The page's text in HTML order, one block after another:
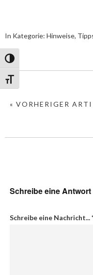
Umschalten auf hohe
Schrift vergrößern
In Kategorie: Hinweise,
« VORHERIGER
Schreibe eine Antwort
Schreibe eine Nachricht...